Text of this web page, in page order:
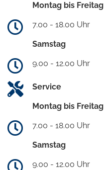
Montag bis Freitag
7.00 - 18.00 Uhr
Samstag
9.00 - 12.00 Uhr
Service
Montag bis Freitag
7.00 - 18.00 Uhr
Samstag
9.00 - 12.00 Uhr